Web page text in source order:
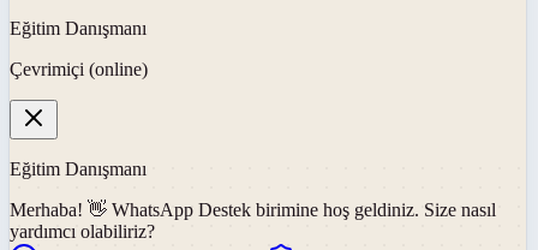
Eğitim Danışmanı
Çevrimiçi (online)
Eğitim Danışmanı
Merhaba! 👋 WhatsApp Destek birimine hoş geldiniz. Size nasıl
yardımcı olabiliriz?